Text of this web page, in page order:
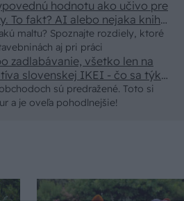
maltu? Spoznajte rozdiely, ktoré
aj pri práci
hodnotu ako učivo pre
, k tomu vodotesné s
kryštálikou. A rozdiel - schnutie a zretie. Nič?
sú predražené. Toto si
a je oveľa pohodlnejšie!
zadlabávanie, všetko len na
slovenskej IKEI - čo sa týka
veľa námahy s remeselným
lepšie než ten odpad z DTD